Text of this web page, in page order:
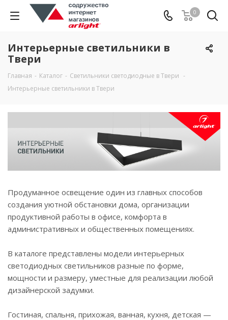
0
Интерьерные светильники в
Твери
Главная - Каталог - Светильники светодиодные в Твери -
Интерьерные светильники в Твери
Продуманное освещение один из главных способов
создания уютной обстановки дома, организации
продуктивной работы в офисе, комфорта в
административных и общественных помещениях.
В каталоге представлены модели интерьерных
светодиодных светильников разные по форме,
мощности и размеру, уместные для реализации любой
дизайнерской задумки.
Гостиная, спальня, прихожая, ванная, кухня, детская —